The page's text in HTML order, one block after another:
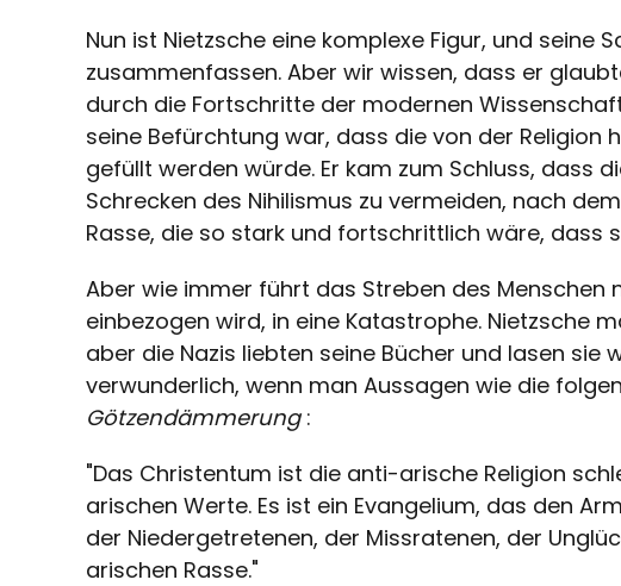
Nun ist Nietzsche eine komplexe Figur, und seine
zusammenfassen. Aber wir wissen, dass er
durch die Fortschritte der modernen
seine Befürchtung war, dass die von der Religion
gefüllt werden würde. Er kam zum Schluss, dass
Schrecken des Nihilismus zu vermeiden, nach dem
Rasse, die so stark und fortschrittlich wäre, dass
Aber wie immer führt das Streben des Menschen
einbezogen wird, in eine Katastrophe. Nietzsche
aber die Nazis liebten seine Bücher und lasen sie
verwunderlich, wenn man Aussagen wie die
Götzendämmerung:
"Das Christentum ist die anti-arische Religion
arischen Werte. Es ist ein Evangelium, das den
der Niedergetretenen, der Missratenen, der
arischen Rasse."